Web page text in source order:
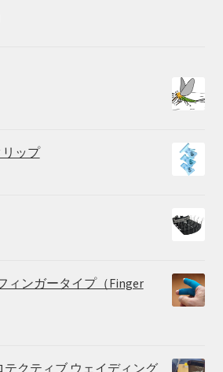
ップ
ィンガータイプ（Finger
クティブ ウェイディング